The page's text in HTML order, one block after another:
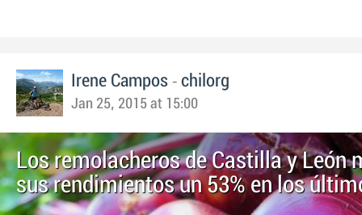
Irene Campos - chilorg
Jan 25, 2015 at 15:00
Los remolacheros de Castilla y León
sus rendimientos un 53% en los